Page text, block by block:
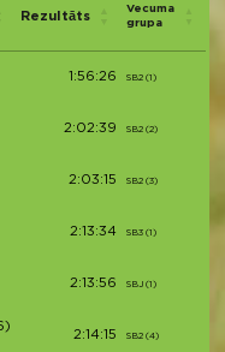
Rezultāts
Vecuma
grupa
1:56:26 SB2 (1)
2:02:39 SB2 (2)
2:03:15 SB2 (3)
2:13:34 SB3 (1)
2:13:56 SBJ (1)
2:14:15 SB2 (4)